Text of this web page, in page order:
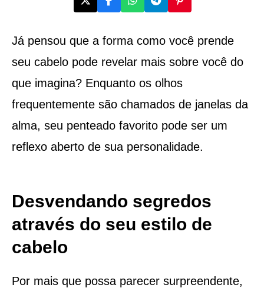
Já pensou que a forma como você prende
seu cabelo pode revelar mais sobre você do
que imagina? Enquanto os olhos
frequentemente são chamados de janelas da
alma, seu penteado favorito pode ser um
reflexo aberto de sua personalidade.
Desvendando segredos
através do seu estilo de
cabelo
Por mais que possa parecer surpreendente,